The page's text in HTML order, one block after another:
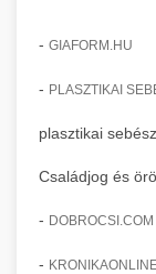
- GIAFORM.HU
- PLASZTIKAI
plasztikai sebész
Családjog és
- DOBROCSI.COM
-